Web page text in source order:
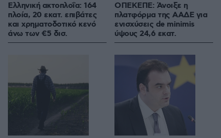
Ελληνική ακτοπλοΐα: 164
πλοία, 20 εκατ. επιβάτες
και χρηματοδοτικό κενό
άνω των €5 δισ.
ΟΠΕΚΕΠΕ: Άνοιξε η
πλατφόρμα της ΑΑΔΕ για
ενισχύσεις de minimis
ύψους 24,6 εκατ.